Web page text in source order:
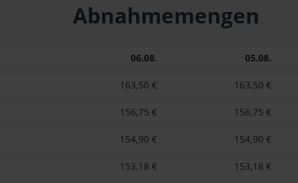
Abnahmemengen
06.08. 05.08.
163,50 € 163,50 €
156,75 € 156,75 €
154,90 € 154,90 €
153,18 € 153,18 €